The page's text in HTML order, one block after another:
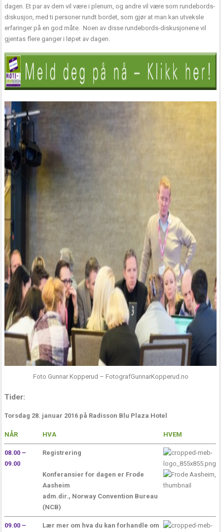
dagen. Et par av dem vil være i plenum, og andre vil være som rundebords-
diskusjon, med ti personer rundt bordet, som gjør at man kan utveksle
erfaringer på en god måte. Noen av disse rundebords-diskusjonene vil
gjentas flere ganger i løpet av dagen.
Foto Gunnar Kopperud – FotografGunnarKopperud.no
Tider:
Torsdag 28. januar 2016 på Radisson Blu Plaza Hotel
NÅR HVA HVEM
08.00 –
09.00
Registrering
Konferansier for dagen er Frode
Aasheim
adm.dir., Norway Convention Bureau
(NCB)
09.00 –
Lær mer om hva du kan forhandle om